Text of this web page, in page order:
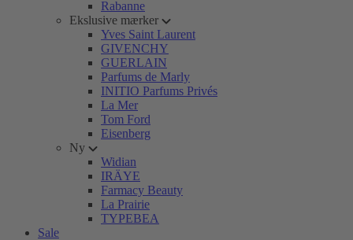
Rabanne
Ekslusive mærker
Yves Saint Laurent
GIVENCHY
GUERLAIN
Parfums de Marly
INITIO Parfums Privés
La Mer
Tom Ford
Eisenberg
Ny
Widian
IRÄYE
Farmacy Beauty
La Prairie
TYPEBEA
Sale